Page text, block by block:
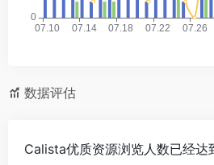
数据评估
Calista优质资源浏览人数已经